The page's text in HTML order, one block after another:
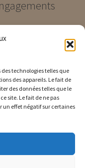
technologies telles que
des appareils. Le fait de
des données telles que le
site. Le fait de ne pas
un effet négatif sur certaines